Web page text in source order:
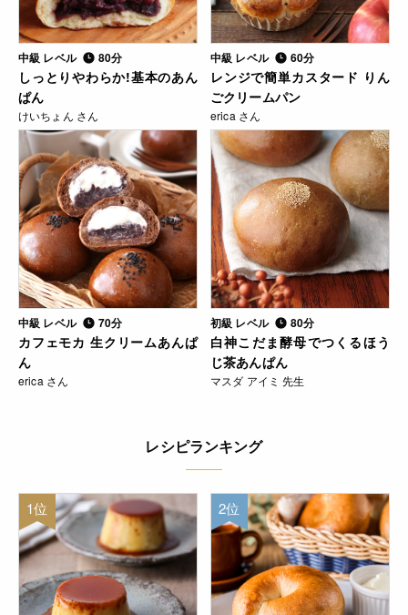
中級 レベル 80分
しっとりやわらか!基本のあん
ぱん
けいちょん さん
中級 レベル 60分
レンジで簡単カスタード りん
ごクリームパン
erica さん
中級 レベル 70分
カフェモカ 生クリームあんぱ
ん
erica さん
初級 レベル 80分
白神こだま酵母でつくるほう
じ茶あんぱん
マスダ アイミ 先生
レシピランキング
1位 2位